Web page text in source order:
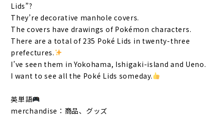
Lids”?
They’re decorative manhole covers.
The covers have drawings of Pokémon characters.
There are a total of 235 Poké Lids in twenty-three
prefectures.
I’ve seen them in Yokohama, Ishigaki-island and Ueno.
I want to see all the Poké Lids someday.
英単語
merchandise：商品、グッズ